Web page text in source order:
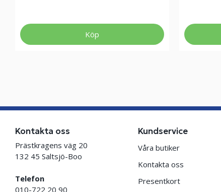
Köp
Kontakta oss
Prästkragens väg 20
132 45 Saltsjö-Boo
Telefon
010-722 20 90
Kundservice
Våra butiker
Kontakta oss
Presentkort